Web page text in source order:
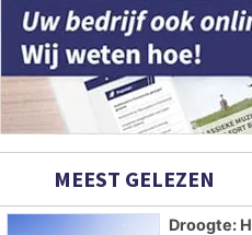
MEEST GELEZEN
Droogte: